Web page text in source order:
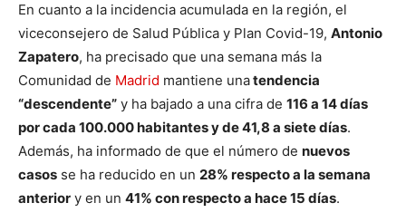
En cuanto a la incidencia acumulada en la región, el
viceconsejero de Salud Pública y Plan Covid-19, Antonio
Zapatero, ha precisado que una semana más la
Comunidad de Madrid mantiene unatendencia
“descendente” y ha bajado a una cifra de 116 a 14 días
por cada 100.000 habitantes y de 41,8 a siete días.
Además, ha informado de que el número de nuevos
casos se ha reducido en un 28% respecto a la semana
anterior y en un 41% con respecto a hace 15 días.